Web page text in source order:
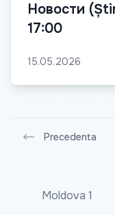
Новости
17:00
15.05.2026
Precedenta
Moldova 1